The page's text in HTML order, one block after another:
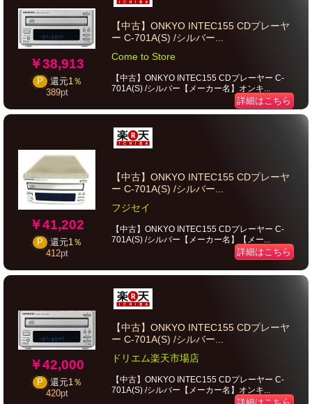
￥38,913
P 還元1％
389pt
【中古】ONKYO INTEC155 CDプレーヤ
ー C-701A(S) /シルバー...
Come to Store
【中古】ONKYO INTEC155 CDプレーヤー C-
701A(S) /シルバー【メーカー名】オンキ...
詳細はこちら
￥41,202
P 還元1％
412pt
【中古】ONKYO INTEC155 CDプレーヤ
ー C-701A(S) /シルバー...
フジセイ
【中古】ONKYO INTEC155 CDプレーヤー C-
701A(S) /シルバー【メーカー名】【メー...
詳細はこちら
￥42,000
P 還元1％
420pt
【中古】ONKYO INTEC155 CDプレーヤ
ー C-701A(S) /シルバー...
ドリエム楽天市場店
【中古】ONKYO INTEC155 CDプレーヤー C-
701A(S) /シルバー【メーカー名】オンキ...